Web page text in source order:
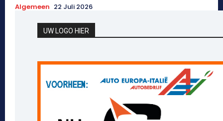
Algemeen 22 Juli 2026
UW LOGO HIER